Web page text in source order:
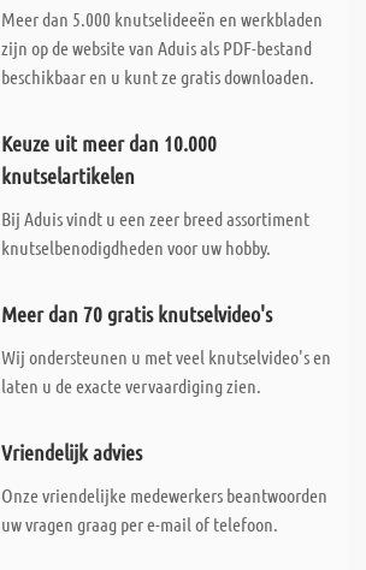
Meer dan 5.000 knutselideeën en werkbladen
zijn op de website van Aduis als PDF-bestand
beschikbaar en u kunt ze gratis downloaden.
Keuze uit meer dan 10.000
knutselartikelen
Bij Aduis vindt u een zeer breed assortiment
knutselbenodigdheden voor uw hobby.
Meer dan 70 gratis knutselvideo's
Wij ondersteunen u met veel knutselvideo's en
laten u de exacte vervaardiging zien.
Vriendelijk advies
Onze vriendelijke medewerkers beantwoorden
uw vragen graag per e-mail of telefoon.